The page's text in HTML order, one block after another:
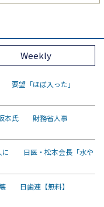
Weekly
要望「ほぼ入った」
坂本氏 財務省人事
に 日医・松本会長「水や
壊 日歯連【無料】